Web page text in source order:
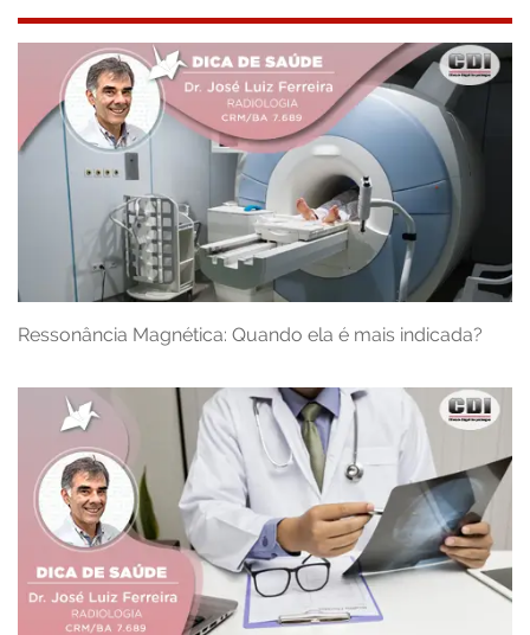
Ressonância Magnética: Quando ela é mais indicada?